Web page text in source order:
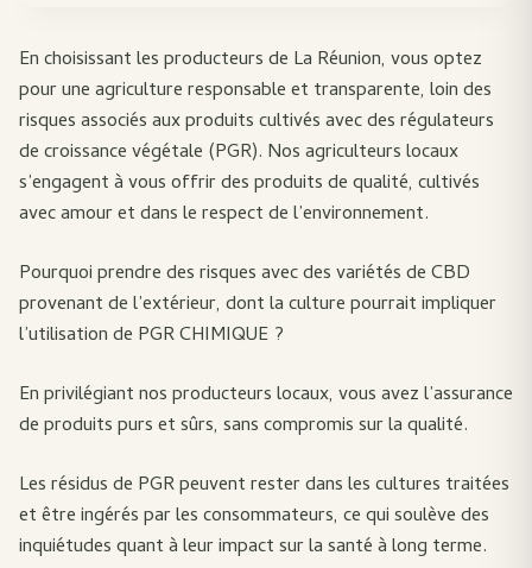
En choisissant les producteurs de La Réunion, vous optez
pour une agriculture responsable et transparente, loin des
risques associés aux produits cultivés avec des régulateurs
de croissance végétale (PGR). Nos agriculteurs locaux
s’engagent à vous offrir des produits de qualité, cultivés
avec amour et dans le respect de l’environnement.
Pourquoi prendre des risques avec des variétés de CBD
provenant de l’extérieur, dont la culture pourrait impliquer
l’utilisation de PGR CHIMIQUE ?
En privilégiant nos producteurs locaux, vous avez l’assurance
de produits purs et sûrs, sans compromis sur la qualité.
Les résidus de PGR peuvent rester dans les cultures traitées
et être ingérés par les consommateurs, ce qui soulève des
inquiétudes quant à leur impact sur la santé à long terme.